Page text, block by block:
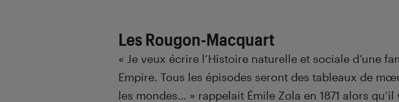
Les Rougon-Macquart
« Je veux écrire l’Histoire naturelle et sociale d’une
Empire. Tous les épisodes seront des tableaux de
les mondes… » rappelait Émile Zola en 1871 alors